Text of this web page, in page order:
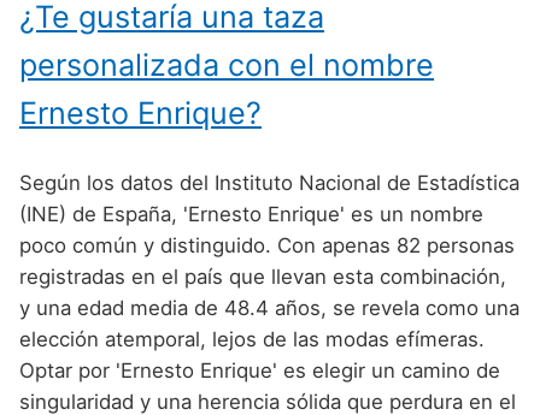
Nombres de niño que empiezan por I
Nombres de niño que empiezan por J
Nombres de niño que empiezan por K
Nombres de niño que empiezan por M
Nombres de niño que empiezan por N
Nombres de niño que empiezan por O
Nombres de niño que empiezan por P
Nombres de niño que empiezan por Q
Nombres de Niño Catalanes
Nombres de Niño Extremeños
Nombres de Niño Gallegos
Nombres de Niño Murcianos
Nombres de Niño Navarros
Nombres de Niño Riojanos
Nombres de Niño Valencianos
Nombres de Niño Vascos
Nombres de Niño Vikingos
Nombres de Niño Hispanoamericanos
Nombres de Niño Ingleses
Nombres de Niño Italianos
Nombres de Niño Judíos
Nombres de Niño Marroquíes
Nombres de Niño Portugueses
Nombres de Niño Rumanos
Nombres de Niño Rusos
¿Te gustaría una taza
personalizada con el nombre
Ernesto Enrique?
Según los datos del Instituto Nacional de Estadística
(INE) de España, 'Ernesto Enrique' es un nombre
poco común y distinguido. Con apenas 82 personas
registradas en el país que llevan esta combinación,
y una edad media de 48.4 años, se revela como una
elección atemporal, lejos de las modas efímeras.
Optar por 'Ernesto Enrique' es elegir un camino de
singularidad y una herencia sólida que perdura en el